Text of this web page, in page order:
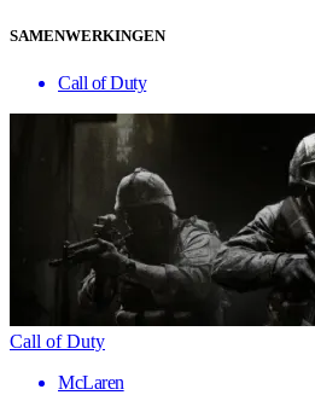
SAMENWERKINGEN
Call of Duty
Call of Duty
McLaren